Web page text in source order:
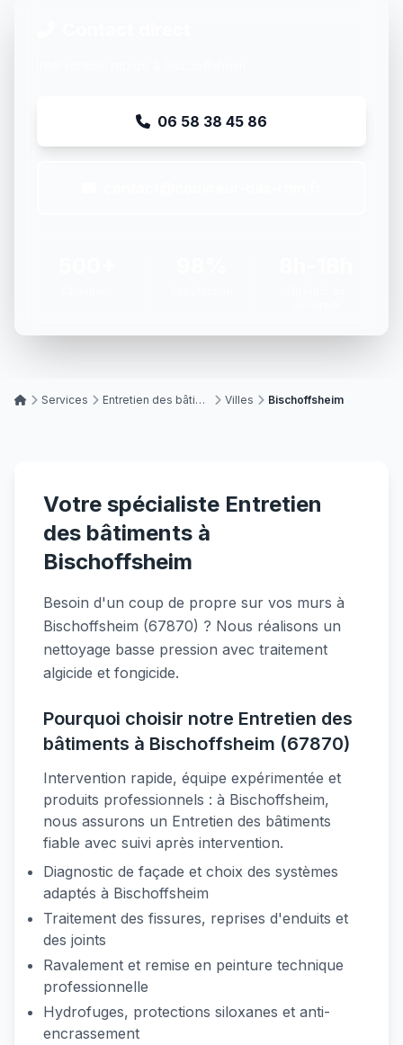
06 58 38 45 86
Services Entretien des bâtiments Villes Bischoffsheim
Votre spécialiste Entretien
des bâtiments à
Bischoffsheim
Besoin d'un coup de propre sur vos murs à
Bischoffsheim (67870) ? Nous réalisons un
nettoyage basse pression avec traitement
algicide et fongicide.
Pourquoi choisir notre Entretien des
bâtiments à Bischoffsheim (67870)
Intervention rapide, équipe expérimentée et
produits professionnels : à Bischoffsheim,
nous assurons un Entretien des bâtiments
fiable avec suivi après intervention.
Diagnostic de façade et choix des systèmes
adaptés à Bischoffsheim
Traitement des fissures, reprises d'enduits et
des joints
Ravalement et remise en peinture technique
professionnelle
Hydrofuges, protections siloxanes et anti-
encrassement